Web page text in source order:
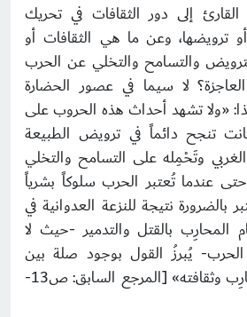
إلى دور الثقافات في تحريك
ترويضها، وعن ما هي الثقافات أو
والتسامح والتخلي عن الحرب
لا سيما في عصور الحضارة
«ولا تشهد أحداث هذه الحروب على
تنجح دائماً في ترويض الطبيعة
الغربي وتَحْمِله على التسامح والتخلي
عندما تُعتبر الحرب سلوكاً بشرياً
بالضرورة نتيجة للنزعة العدوانية في
المحارِب بالقتل والتدمير -حيث لا
يُبرزُ القول بوجود صلة بين
النزعة العدوانية للمحارِب وثقافته» [المرجع السابق: ص13-